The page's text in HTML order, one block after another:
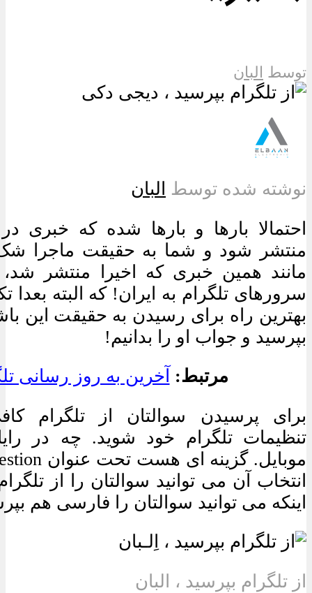
توسط البان
نوشته شده توسط
البان
احتمالا بارها و بارها شده که خبری
منتشر شود و شما به حقیقت ماجرا
مانند همین خبری که اخیرا منتشر
سرورهای تلگرام به ایران! که البته
بهترین راه برای رسیدن به حقیقت این
بپرسید و جواب او را بدانیم!
مرتبط: آخرین به روز رسانی
برای پرسیدن سوالتان از تلگرام
تنظیمات تلگرام خود شوید. چه در
انتخاب آن می توانید سوالتان را از
اینکه می توانید سوالتان را فارسی هم
از تلگرام بپرسید ، البان